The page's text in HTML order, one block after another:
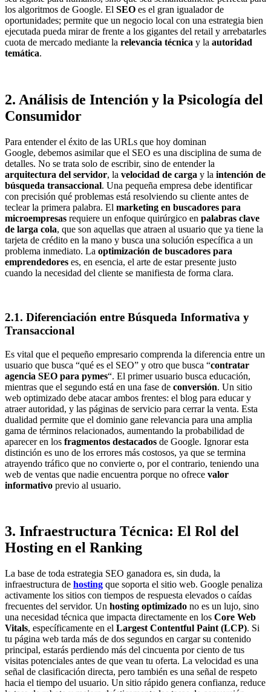
los algoritmos de Google. El SEO es el gran igualador de
oportunidades; permite que un negocio local con una estrategia bien
ejecutada pueda mirar de frente a los gigantes del retail y arrebatarles
cuota de mercado mediante la relevancia técnica y la autoridad
temática.
2. Análisis de Intención y la Psicología del
Consumidor
Para entender el éxito de las URLs que hoy dominan
Google, debemos asimilar que el SEO es una disciplina de suma de
detalles. No se trata solo de escribir, sino de entender la
arquitectura del servidor, la velocidad de carga y la intención de
búsqueda transaccional. Una pequeña empresa debe identificar
con precisión qué problemas está resolviendo su cliente antes de
teclear la primera palabra. El marketing en buscadores para
microempresas requiere un enfoque quirúrgico en palabras clave
de larga cola, que son aquellas que atraen al usuario que ya tiene la
tarjeta de crédito en la mano y busca una solución específica a un
problema inmediato. La optimización de buscadores para
emprendedores es, en esencia, el arte de estar presente justo
cuando la necesidad del cliente se manifiesta de forma clara.
2.1. Diferenciación entre Búsqueda Informativa y
Transaccional
Es vital que el pequeño empresario comprenda la diferencia entre un
usuario que busca “qué es el SEO” y otro que busca “contratar
agencia SEO para pymes“. El primer usuario busca educación,
mientras que el segundo está en una fase de conversión. Un sitio
web optimizado debe atacar ambos frentes: el blog para educar y
atraer autoridad, y las páginas de servicio para cerrar la venta. Esta
dualidad permite que el dominio gane relevancia para una amplia
gama de términos relacionados, aumentando la probabilidad de
aparecer en los fragmentos destacados de Google. Ignorar esta
distinción es uno de los errores más costosos, ya que se termina
atrayendo tráfico que no convierte o, por el contrario, teniendo una
web de ventas que nadie encuentra porque no ofrece valor
informativo previo al usuario.
3. Infraestructura Técnica: El Rol del
Hosting en el Ranking
La base de toda estrategia SEO ganadora es, sin duda, la
infraestructura de hosting que soporta el sitio web. Google penaliza
activamente los sitios con tiempos de respuesta elevados o caídas
frecuentes del servidor. Un hosting optimizado no es un lujo, sino
una necesidad técnica que impacta directamente en los Core Web
Vitals, específicamente en el Largest Contentful Paint (LCP). Si
tu página web tarda más de dos segundos en cargar su contenido
principal, estarás perdiendo más del cincuenta por ciento de tus
visitas potenciales antes de que vean tu oferta. La velocidad es una
señal de clasificación directa, pero también es una señal de respeto
hacia el tiempo del usuario. Un sitio rápido genera confianza, reduce